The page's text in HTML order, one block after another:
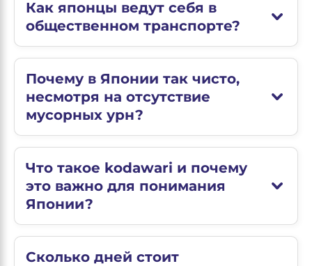
Как японцы ведут себя в
общественном транспорте?
Почему в Японии так чисто,
несмотря на отсутствие
мусорных урн?
Что такое kodawari и почему
это важно для понимания
Японии?
Сколько дней стоит